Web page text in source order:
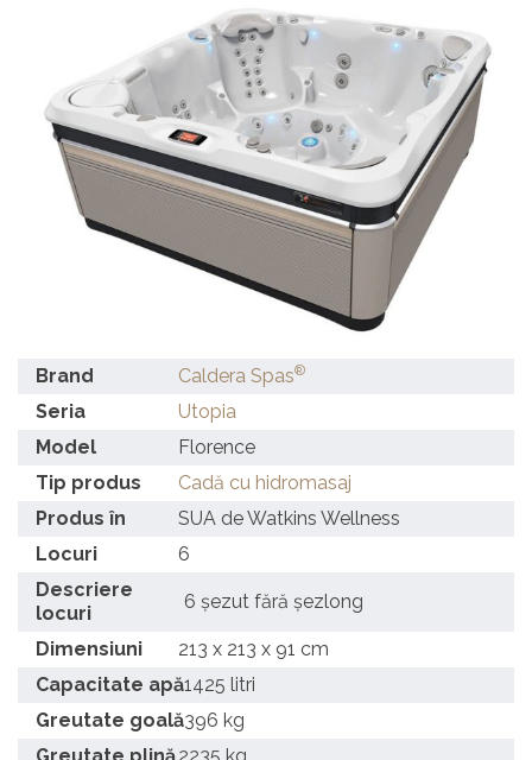
Brand Caldera Spas®
Seria
Utopia
Model
Florence
Tip produs
Cadă cu hidromasaj
Produs în
SUA de Watkins Wellness
Locuri
6
Descriere
locuri
6 șezut fără șezlong
Dimensiuni
213 x 213 x 91 cm
Capacitate apă1425 litri
Greutate goală396 kg